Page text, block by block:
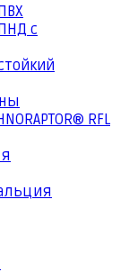
с
RFL